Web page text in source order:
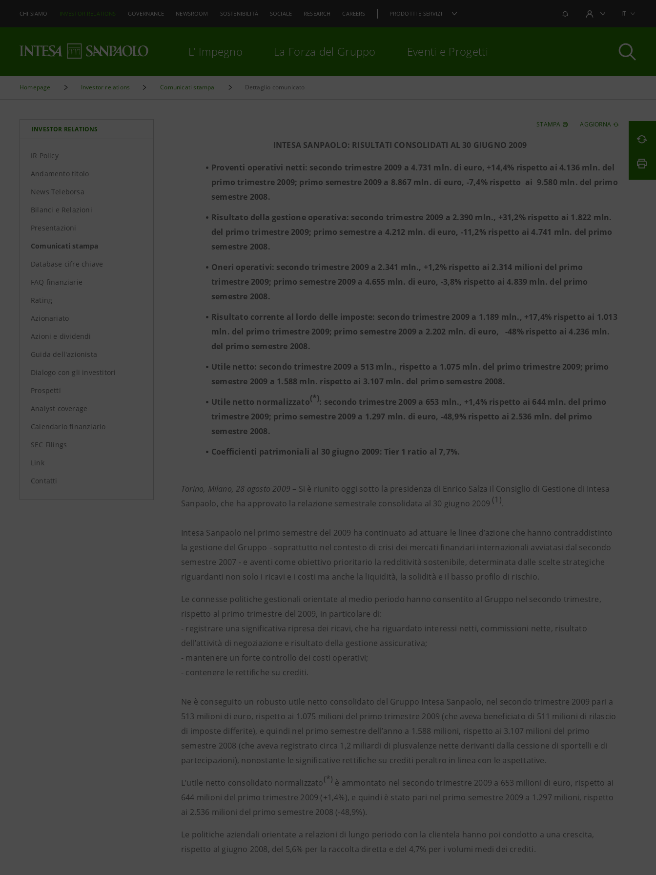
CHI SIAMO INVESTOR RELATIONS GOVERNANCE NEWSROOM SOSTENIBILITÀ SOCIALE RESEARCH CAREERS PRODOTTI E SERVIZI NOTIFICHEAREA UTENTEIT
L’ Impegno La Forza del Gruppo Eventi e Progetti
Homepage Investor relations Comunicati stampa Dettaglio comunicato
INVESTOR RELATIONS
IR Policy
Andamento titolo
News Teleborsa
Bilanci e Relazioni
Presentazioni
Comunicati stampa
Database cifre chiave
FAQ finanziarie
Rating
Azionariato
Azioni e dividendi
Guida dell'azionista
Dialogo con gli investitori
Prospetti
Analyst coverage
Calendario finanziario
SEC Filings
Link
Contatti
STAMPA AGGIORNA
INTESA SANPAOLO: RISULTATI CONSOLIDATI AL 30 GIUGNO 2009
Proventi operativi netti: secondo trimestre 2009 a 4.731 mln. di euro, +14,4% rispetto ai 4.136 mln. del
primo trimestre 2009; primo semestre 2009 a 8.867 mln. di euro, -7,4% rispetto ai 9.580 mln. del primo
semestre 2008.
Risultato della gestione operativa: secondo trimestre 2009 a 2.390 mln., +31,2% rispetto ai 1.822 mln.
del primo trimestre 2009; primo semestre a 4.212 mln. di euro, -11,2% rispetto ai 4.741 mln. del primo
semestre 2008.
Oneri operativi: secondo trimestre 2009 a 2.341 mln., +1,2% rispetto ai 2.314 milioni del primo
trimestre 2009; primo semestre 2009 a 4.655 mln. di euro, -3,8% rispetto ai 4.839 mln. del primo
semestre 2008.
Risultato corrente al lordo delle imposte: secondo trimestre 2009 a 1.189 mln., +17,4% rispetto ai 1.013
mln. del primo trimestre 2009; primo semestre 2009 a 2.202 mln. di euro, -48% rispetto ai 4.236 mln.
del primo semestre 2008.
Utile netto: secondo trimestre 2009 a 513 mln., rispetto a 1.075 mln. del primo trimestre 2009; primo
semestre 2009 a 1.588 mln. rispetto ai 3.107 mln. del primo semestre 2008.
Utile netto normalizzato(*): secondo trimestre 2009 a 653 mln., +1,4% rispetto ai 644 mln. del primo
trimestre 2009; primo semestre 2009 a 1.297 mln. di euro, -48,9% rispetto ai 2.536 mln. del primo
semestre 2008.
Coefficienti patrimoniali al 30 giugno 2009: Tier 1 ratio al 7,7%.
Torino, Milano, 28 agosto 2009 – Si è riunito oggi sotto la presidenza di Enrico Salza il Consiglio di Gestione di Intesa
Sanpaolo, che ha approvato la relazione semestrale consolidata al 30 giugno 2009 (1).
Intesa Sanpaolo nel primo semestre del 2009 ha continuato ad attuare le linee d’azione che hanno contraddistinto
la gestione del Gruppo - soprattutto nel contesto di crisi dei mercati finanziari internazionali avviatasi dal secondo
semestre 2007 - e aventi come obiettivo prioritario la redditività sostenibile, determinata dalle scelte strategiche
riguardanti non solo i ricavi e i costi ma anche la liquidità, la solidità e il basso profilo di rischio.
Le connesse politiche gestionali orientate al medio periodo hanno consentito al Gruppo nel secondo trimestre,
rispetto al primo trimestre del 2009, in particolare di:
- registrare una significativa ripresa dei ricavi, che ha riguardato interessi netti, commissioni nette, risultato
dell’attività di negoziazione e risultato della gestione assicurativa;
- mantenere un forte controllo dei costi operativi;
- contenere le rettifiche su crediti.
Ne è conseguito un robusto utile netto consolidato del Gruppo Intesa Sanpaolo, nel secondo trimestre 2009 pari a
513 milioni di euro, rispetto ai 1.075 milioni del primo trimestre 2009 (che aveva beneficiato di 511 milioni di rilascio
di imposte differite), e quindi nel primo semestre dell’anno a 1.588 milioni, rispetto ai 3.107 milioni del primo
semestre 2008 (che aveva registrato circa 1,2 miliardi di plusvalenze nette derivanti dalla cessione di sportelli e di
partecipazioni), nonostante le significative rettifiche su crediti peraltro in linea con le aspettative.
L’utile netto consolidato normalizzato(*) è ammontato nel secondo trimestre 2009 a 653 milioni di euro, rispetto ai
644 milioni del primo trimestre 2009 (+1,4%), e quindi è stato pari nel primo semestre 2009 a 1.297 milioni, rispetto
ai 2.536 milioni del primo semestre 2008 (-48,9%).
Le politiche aziendali orientate a relazioni di lungo periodo con la clientela hanno poi condotto a una crescita,
rispetto al giugno 2008, del 5,6% per la raccolta diretta e del 4,7% per i volumi medi dei crediti.